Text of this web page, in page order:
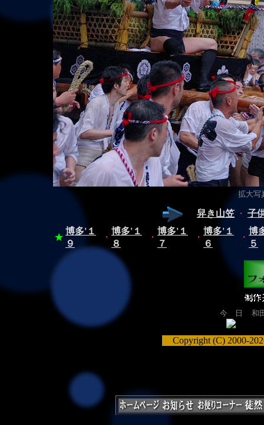
拡大写
舁き山笠 ・ 子
★
博多'１
９
・
博多'１
８
・
博多'１
７
・
博多'１
６
・
博
５
今 日 和
Copyright